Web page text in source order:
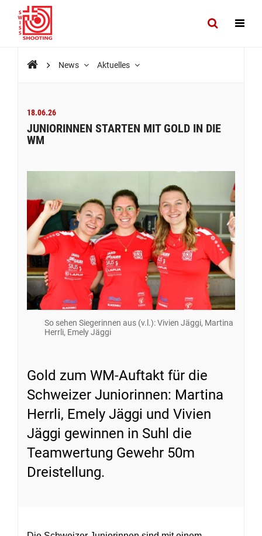
News Aktuelles
18.06.26
JUNIORINNEN STARTEN MIT GOLD IN DIE
WM
So sehen Siegerinnen aus (v.l.): Vivien Jäggi, Martina
Herrli, Emely Jäggi
Gold zum WM-Auftakt für die
Schweizer Juniorinnen: Martina
Herrli, Emely Jäggi und Vivien
Jäggi gewinnen in Suhl die
Teamwertung Gewehr 50m
Dreistellung.